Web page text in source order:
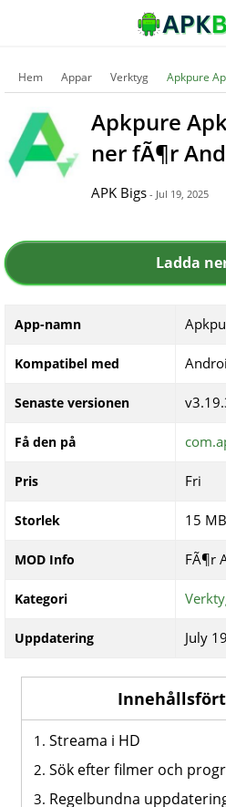
Hem Appar Verktyg Apkpure
Apkpure
ner fÃ¶r
APK Bigs - Jul 19, 2025
Ladda
App-namn
Kompatibel med
Senaste versionen
Få den på
Pris Fri
Storlek 15 MB
MOD Info FÃ¶r
Kategori
Uppdatering July
Streama i HD
Sök efter filmer och
Regelbundna